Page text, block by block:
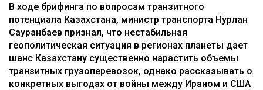
В ходе брифинга по вопросам транзитного
потенциала Казахстана, министр транспорта Нурлан
Сауранбаев признал, что нестабильная
геополитическая ситуация в регионах планеты дает
шанс Казахстану существенно нарастить объемы
транзитных грузоперевозок, однако рассказывать о
конкретных выгодах от войны между Ираном и США